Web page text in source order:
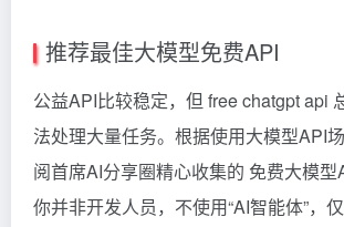
推荐最佳大模型免费API
公益API比较稳定，但 free chatgpt api
法处理大量任务。根据使用大模型API
阅首席AI分享圈精心收集的 免费大模型
你并非开发人员，不使用“AI智能体”，